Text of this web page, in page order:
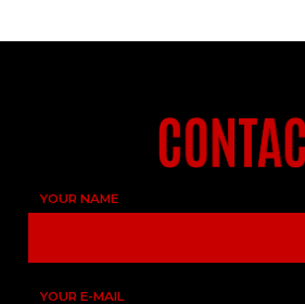
YOUR NAME
YOUR E-MAIL